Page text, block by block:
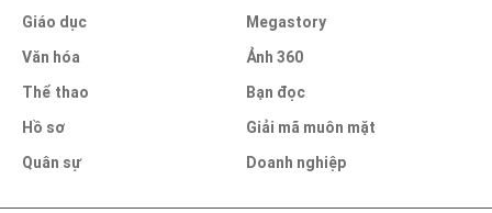
Giáo dục
Văn hóa
Thể thao
Hồ sơ
Quân sự
Megastory
Ảnh 360
Bạn đọc
Giải mã muôn mặt
Doanh nghiệp